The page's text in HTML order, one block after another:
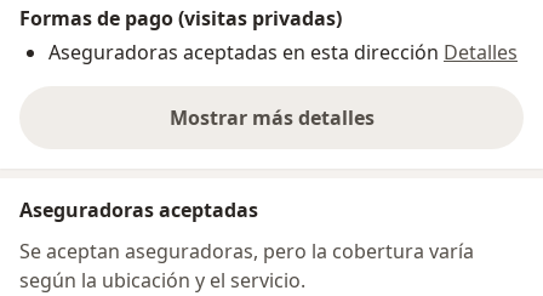
Formas de pago (visitas privadas)
Aseguradoras aceptadas en esta dirección Detalles
Mostrar más detalles
sobre la dirección
Aseguradoras aceptadas
Se aceptan aseguradoras, pero la cobertura varía
según la ubicación y el servicio.